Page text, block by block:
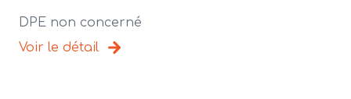
DPE non concerné
Voir le détail